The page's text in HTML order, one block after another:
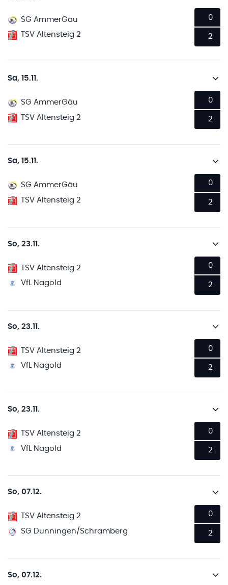
SG AmmerGäu
TSV Altensteig 2
0
2
Sa, 15.11.
SG AmmerGäu
TSV Altensteig 2
0
2
Sa, 15.11.
SG AmmerGäu
TSV Altensteig 2
0
2
So, 23.11.
TSV Altensteig 2
VfL Nagold
0
2
So, 23.11.
TSV Altensteig 2
VfL Nagold
0
2
So, 23.11.
TSV Altensteig 2
VfL Nagold
0
2
So, 07.12.
TSV Altensteig 2
SG Dunningen/Schramberg
0
2
So, 07.12.